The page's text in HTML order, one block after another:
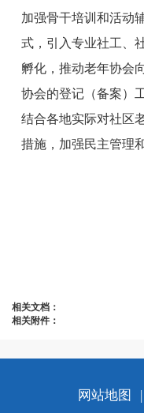
加强骨干培训和活动
式，引入专业社工、
孵化，推动老年协会
协会的登记（备案）
结合各地实际对社区
措施，加强民主管理
相关文档：
相关附件：
网站地图